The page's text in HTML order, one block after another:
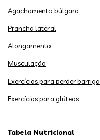
Agachamento búlgaro
Prancha lateral
Alongamento
Musculação
Exercícios para perder barriga
Exercícios para glúteos
Tabela Nutricional